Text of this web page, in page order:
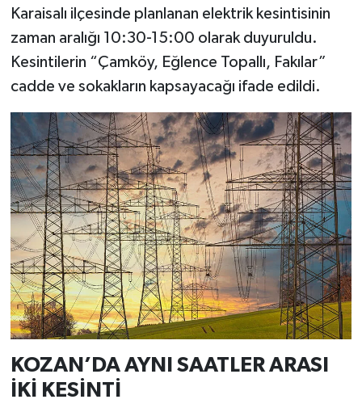
Karaisalı ilçesinde planlanan elektrik kesintisinin
zaman aralığı 10:30-15:00 olarak duyuruldu.
Kesintilerin “Çamköy, Eğlence Topallı, Fakılar”
cadde ve sokakların kapsayacağı ifade edildi.
KOZAN’DA AYNI SAATLER ARASI
İKİ KESİNTİ